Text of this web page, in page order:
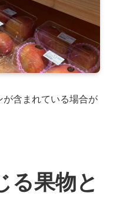
が含まれている場合が
る果物と